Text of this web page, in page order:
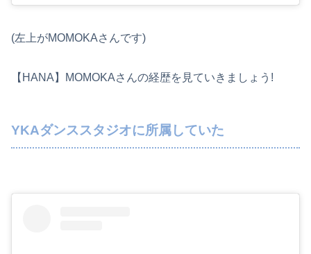
(左上がMOMOKAさんです)
【HANA】MOMOKAさんの経歴を見ていきましょう!
YKAダンススタジオに所属していた